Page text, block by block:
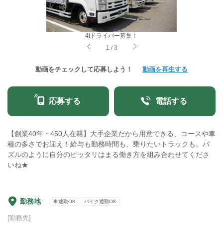
4tドライバー募集！
1 /3
動画をチェックして応募しよう！ 動画を再生する
応募する 電話する
【創業40年・450人在籍】大手企業だから用意できる、コースや車
種の多さでお迎え！給与も勤務時間も、乗りたいトラックも。パ
ズルのように自分のピッタリはまる働き方を組み合わせてくださ
いね★
勤務地 車通勤OK バイク通勤OK
[勤務先]